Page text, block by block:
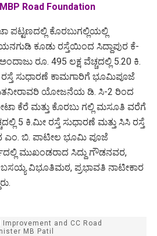
Road Foundation
ಕೊರಬುಗಲ್ಲಿಯಲ್ಲಿ
ಕೂಡು ರಸ್ತೆಯಿಂದ ಸಿದ್ದಾಪುರ ಕೆ-
ರೂ. 495 ಲಕ್ಷ ವೆಚ್ಚದಲ್ಲಿ 5.20 ಕಿ.
ರಸ್ತೆ ಸುಧಾರಣೆ ಕಾಮಗಾರಿಗೆ ಭೂಮಿಪೂಜೆ
ಯೋಜನೆಯ ಡಿ. ಸಿ-2 ರಿಂದ
ಕೆರೆ ಮತ್ತು ಕೊರಬು ಗಲ್ಲಿ ಮಸೂತಿ ವರೆಗೆ
5 ಕಿ.ಮೀ ರಸ್ತೆ ಸುಧಾರಣೆ ಮತ್ತು ಸಿಸಿ ರಸ್ತೆ
ಎಂ. ಬಿ. ಪಾಟೀಲ‌ ಭೂಮಿ ಪೂಜೆ
ಮುಖಂಡರಾದ ಸಿದ್ದು ಗೌಡನವರ,
ವಿಭೂತಿಮಠ, ಪ್ರಭಾವತಿ ನಾಟೀಕಾರ
and CC Road
MB Patil